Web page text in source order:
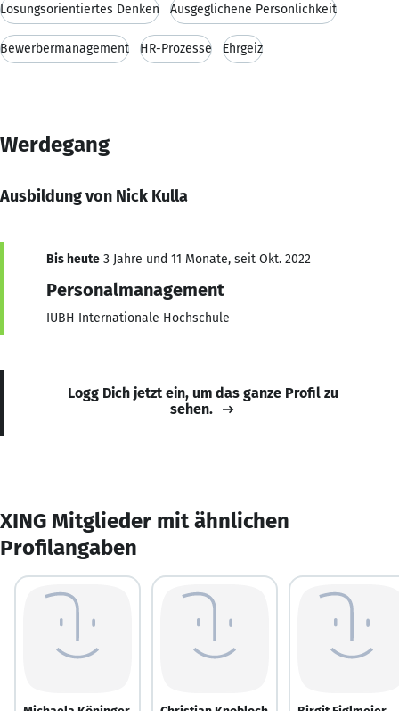
Lösungsorientiertes Denken Ausgeglichene Persönlichkeit
Bewerbermanagement HR-Prozesse Ehrgeiz
Werdegang
Ausbildung von Nick Kulla
Bis heute 3 Jahre und 11 Monate, seit Okt. 2022
Personalmanagement
IUBH Internationale Hochschule
Logg Dich jetzt ein, um das ganze Profil zu
sehen.
XING Mitglieder mit ähnlichen
Profilangaben